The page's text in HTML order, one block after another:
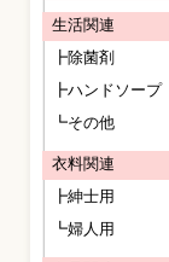
生活関連
┣除菌剤
┣ハンドソープ
┗その他
衣料関連
┣紳士用
┗婦人用